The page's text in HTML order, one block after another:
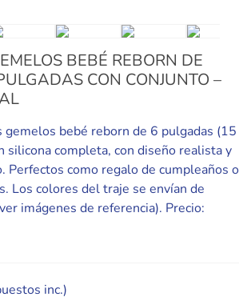
BEBÉ REBORN DE
CON CONJUNTO –
gemelos bebé reborn de 6 pulgadas (15
silicona completa, con diseño realista y
Perfectos como regalo de cumpleaños o
Los colores del traje se envían de
imágenes de referencia). Precio:
inc.)